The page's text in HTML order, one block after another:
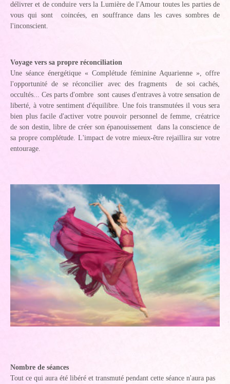
délivrer et de conduire vers la Lumière de l'Amour toutes les parties de
vous qui sont coincées, en souffrance dans les caves sombres de
l'inconscient.
Voyage vers sa propre réconciliation
Une séance énergétique « Complétude féminine Aquarienne », offre
l'opportunité de se réconcilier avec des fragments de soi cachés,
occultés... Ces parts d'ombre sont causes d'entraves à votre sensation de
liberté, à votre sentiment d'équilibre. Une fois transmutées il vous sera
bien plus facile d'activer votre pouvoir personnel de femme, créatrice
de son destin, libre de créer son épanouissement dans la conscience de
sa propre complétude. L'impact de votre mieux-être rejaillira sur votre
entourage.
Nombre de séances
Tout ce qui aura été libéré et transmuté pendant cette séance n'aura pas